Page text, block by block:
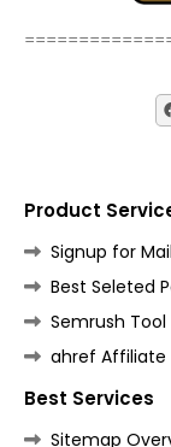
Product
Signup for
Best Seleted
Semrush Tool
ahref Affiliate
Best Services
Sitemap